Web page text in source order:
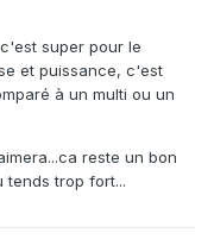
super pour le
et puissance, c'est
à un multi ou un
reste un bon
tends trop fort...